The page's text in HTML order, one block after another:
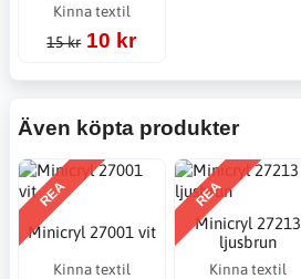
Kinna textil
15 kr 10 kr
Även köpta produkter
REA
Minicryl 27001 vit
Kinna textil
REA
Minicryl 27213
ljusbrun
Kinna textil